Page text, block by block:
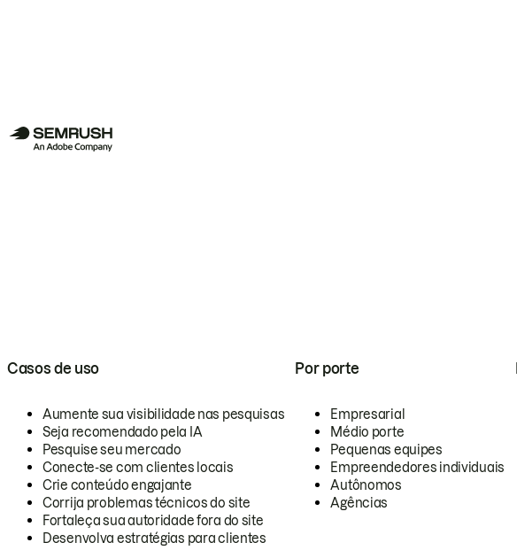
Casos de uso
Aumente sua visibilidade nas pesquisas
Seja recomendado pela IA
Pesquise seu mercado
Conecte-se com clientes locais
Crie conteúdo engajante
Corrija problemas técnicos do site
Fortaleça sua autoridade fora do site
Desenvolva estratégias para clientes
Por porte
Empresarial
Médio porte
Pequenas equipes
Empreendedores individuais
Autônomos
Agências